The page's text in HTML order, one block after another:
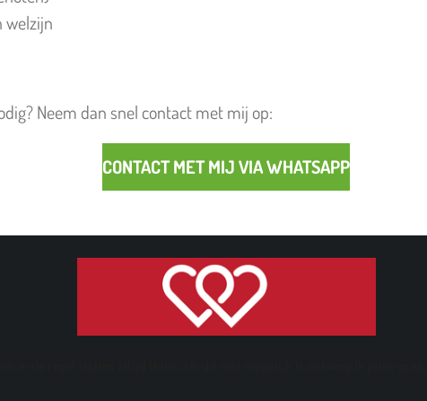
welzijn
Neem dan snel contact met mij op:
CONTACT MET MIJ VIA WHATSAPP